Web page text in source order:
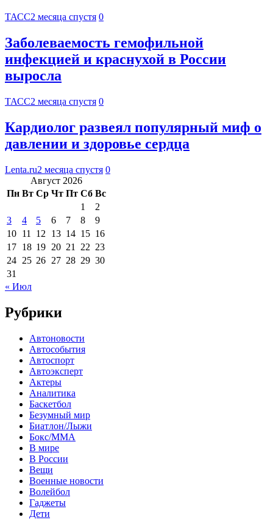
ТАСС2 месяца спустя 0
Заболеваемость гемофильной
инфекцией и краснухой в России
выросла
ТАСС2 месяца спустя 0
Кардиолог развеял популярный миф о
давлении и здоровье сердца
Lenta.ru2 месяца спустя 0
Август 2026
Пн Вт Ср Чт Пт Сб Вс
1
2
3
4 5 6 7 8
9
10 11 12 13 14 15 16
17 18 19 20 21 22 23
24 25 26 27 28 29 30
31
« Июл
Рубрики
Автоновости
Автособытия
Автоспорт
Автоэксперт
Актеры
Аналитика
Баскетбол
Безумный мир
Биатлон/Лыжи
Бокс/MMA
В мире
В России
Вещи
Военные новости
Волейбол
Гаджеты
Дети